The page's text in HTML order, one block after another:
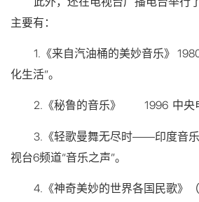
主要有：
1.《来自汽油桶的美妙音乐》
化生活”。
2.《秘鲁的音乐》 1996 中央电
3.《轻歌曼舞无尽时——印度音
视台6频道“音乐之声”。
4.《神奇美妙的世界各国民歌》